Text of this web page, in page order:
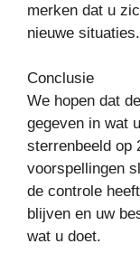
merken dat u
nieuwe situaties.
Conclusie
We hopen dat
gegeven in wat
sterrenbeeld op
voorspellingen
de controle
blijven en uw
wat u doet.